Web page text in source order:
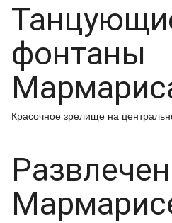
фонтаны
Красочное зрелище на